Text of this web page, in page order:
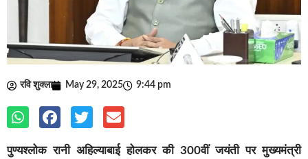
रवि शुक्ला May 29, 2025 9:44 pm
पुण्यश्लोक रानी अहिल्याबाई होलकर की 300वीं जयंती पर मुख्यमंत्री